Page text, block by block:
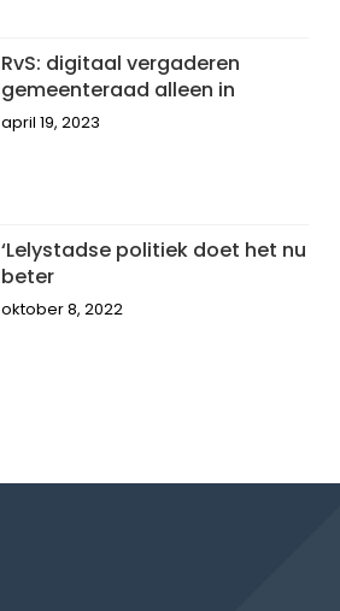
RvS: digitaal vergaderen
gemeenteraad alleen in
april 19, 2023
‘Lelystadse politiek doet het nu
beter
oktober 8, 2022